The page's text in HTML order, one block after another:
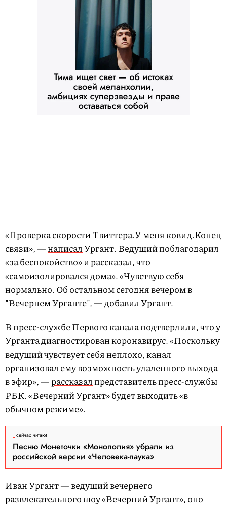
«Проверка скорости Твиттера.У меня ковид.Конец
связи», —написалУргант. Ведущий поблагодарил
«за беспокойство» и рассказал, что
«самоизолировался дома». «Чувствую себя
нормально. Об остальном сегодня вечером в
"Вечернем Урганте", — добавил Ургант.
В пресс-службе Первого канала подтвердили, что у
Урганта диагностирован коронавирус. «Поскольку
ведущий чувствует себя неплохо, канал
организовал ему возможность удаленного выхода
в эфир», —рассказалпредставитель пресс-службы
РБК. «Вечерний Ургант» будет выходить «в
обычном режиме».
сейчас читают
Песню Монеточки «Монополия» убрали из
российской версии «Человека-паука»
Иван Ургант — ведущий вечернего
развлекательного шоу «Вечерний Ургант», оно